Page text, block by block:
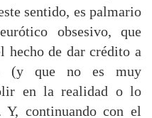
sentido, es palmario
obsesivo, que
hecho de dar crédito a
(y que no es muy
en la realidad o lo
Y, continuando con el